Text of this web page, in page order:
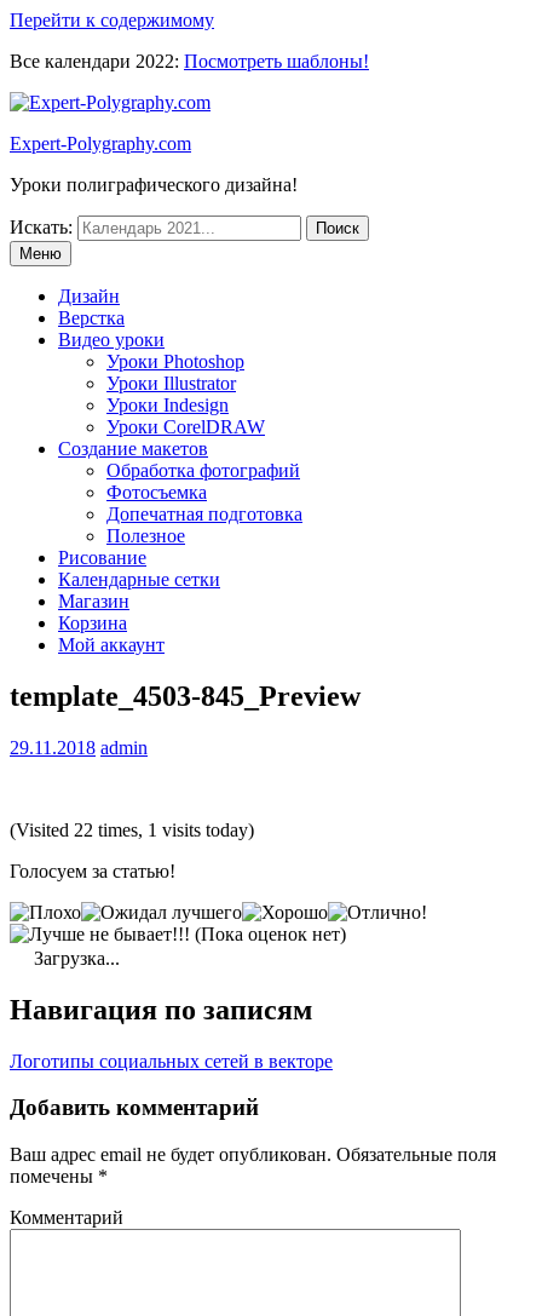
Перейти к содержимому
Все календари 2022: Посмотреть шаблоны!
Expert-Polygraphy.com
Уроки полиграфического дизайна!
Искать:
Меню
Дизайн
Верстка
Видео уроки
Уроки Photoshop
Уроки Illustrator
Уроки Indesign
Уроки CorelDRAW
Создание макетов
Обработка фотографий
Фотосъемка
Допечатная подготовка
Полезное
Рисование
Календарные сетки
Магазин
Корзина
Мой аккаунт
template_4503-845_Preview
29.11.2018 admin
(Visited 22 times, 1 visits today)
Голосуем за статью!
(Пока оценок нет)
Загрузка...
Навигация по записям
Логотипы социальных сетей в векторе
Добавить комментарий
Ваш адрес email не будет опубликован. Обязательные поля
помечены *
Комментарий